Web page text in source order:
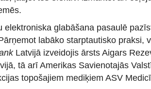
elektroniska glabāšana pasaulē
labāko starptautisko praksi,
Latvijā izveidojis ārsts Aigars
tā arī Amerikas Savienotajās
topošajiem mediķiem ASV